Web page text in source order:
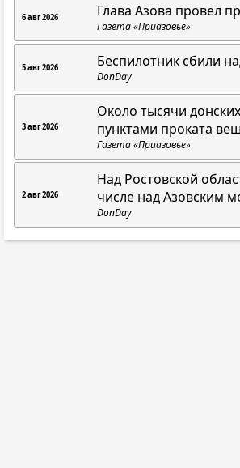
6 авг 2026 Глава Азова провел
Газета «Приазовье»
5 авг 2026 Беспилотник сбили
DonDay
3 авг 2026
Около тысячи
пунктами проката
Газета «Приазовье»
2 авг 2026
Над Ростовской
числе над Азовским
DonDay